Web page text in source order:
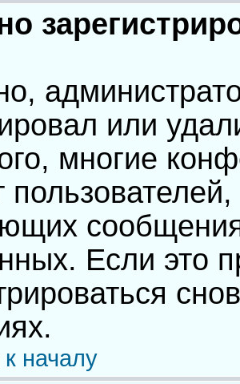
или
многие
Если это
началу